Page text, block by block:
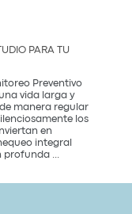
PARA TU
Preventivo
vida larga y
manera regular
los
en
integral
profunda ...